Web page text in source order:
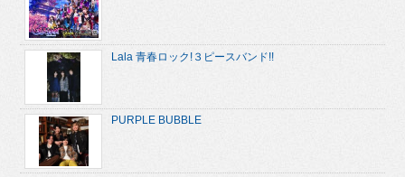
Lala 青春ロック!３ピースバンド!!
PURPLE BUBBLE